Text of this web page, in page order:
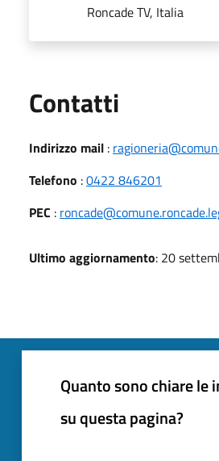
Roncade TV, Italia
Contatti
Indirizzo mail :
Telefono :0422 846201
PEC :
Ultimo aggiornamento: 20
Quanto sono chiare le
su questa pagina?